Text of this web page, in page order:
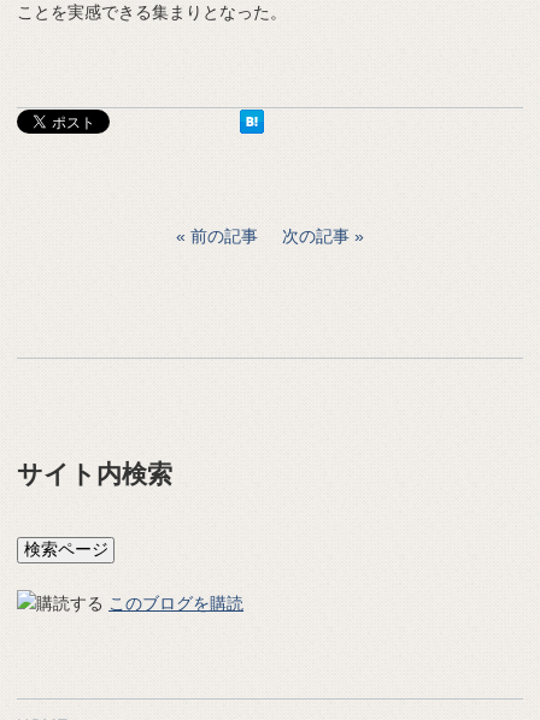
ことを実感できる集まりとなった。
前の記事 次の記事
サイト内検索
このブログを購読